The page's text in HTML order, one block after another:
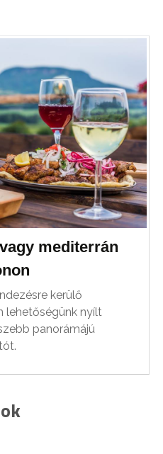
mediterrán
kerülő
lehetőségünk nyílt
panorámájú